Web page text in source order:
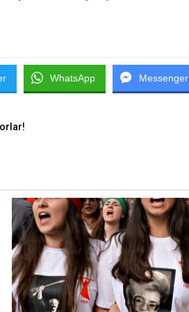
WhatsApp Messenger